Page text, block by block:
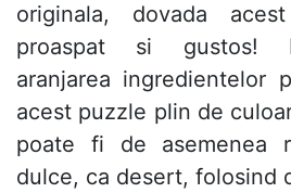
originala, dovada
proaspat si gustos!
aranjarea ingredientelor
acest puzzle plin de
poate fi de asemenea
dulce, ca desert, folosind